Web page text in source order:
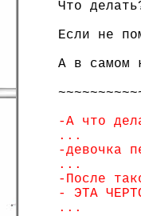
Что
Если не
А в самом
-А что
...
-девочка
...
-После
- ЭТА
...